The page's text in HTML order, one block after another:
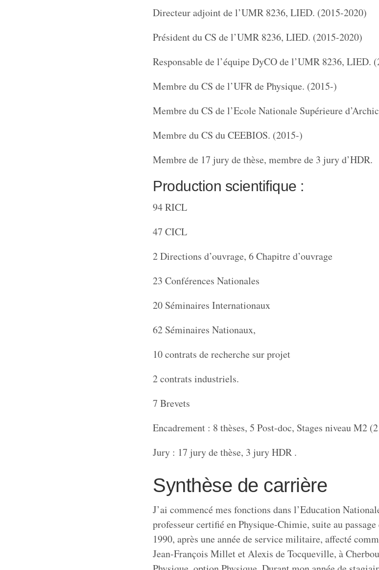
Directeur adjoint de l’UMR 8236, LIED. (2015-2020)
Président du CS de l’UMR 8236, LIED. (2015-2020)
Responsable de l’équipe DyCO de l’UMR 8236, LIED.
Membre du CS de l’UFR de Physique. (2015-)
Membre du CS de l’Ecole Nationale Supérieure
Membre du CS du CEEBIOS. (2015-)
Membre de 17 jury de thèse, membre de 3 jury d’HDR.
Production scientifique :
94 RICL
47 CICL
2 Directions d’ouvrage, 6 Chapitre d’ouvrage
23 Conférences Nationales
20 Séminaires Internationaux
62 Séminaires Nationaux,
10 contrats de recherche sur projet
2 contrats industriels.
7 Brevets
Encadrement : 8 thèses, 5 Post-doc, Stages niveau M2
Jury : 17 jury de thèse, 3 jury HDR .
Synthèse de carrière
J’ai commencé mes fonctions dans l’Education
professeur certifié en Physique-Chimie, suite au
1990, après une année de service militaire, affecté
Jean-François Millet et Alexis de Tocqueville, à